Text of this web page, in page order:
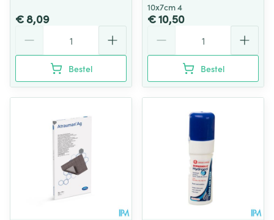
€ 8,09
Bestel
10x7cm 4
€ 10,50
Bestel